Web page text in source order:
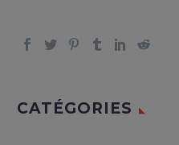
CATÉGORIES